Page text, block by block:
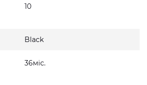
10
Black
36міс.